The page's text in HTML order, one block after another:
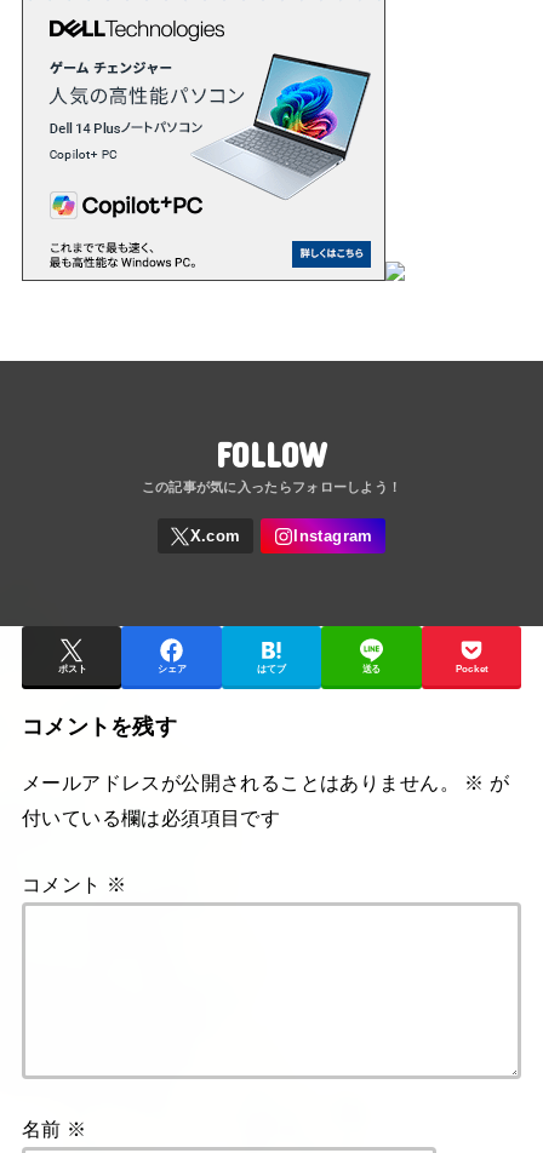
FOLLOW
ポスト シェア はてブ 送る Pocket
コメントを残す
メールアドレスが公開されることはありません。 ※ が
付いている欄は必須項目です
コメント ※
名前 ※